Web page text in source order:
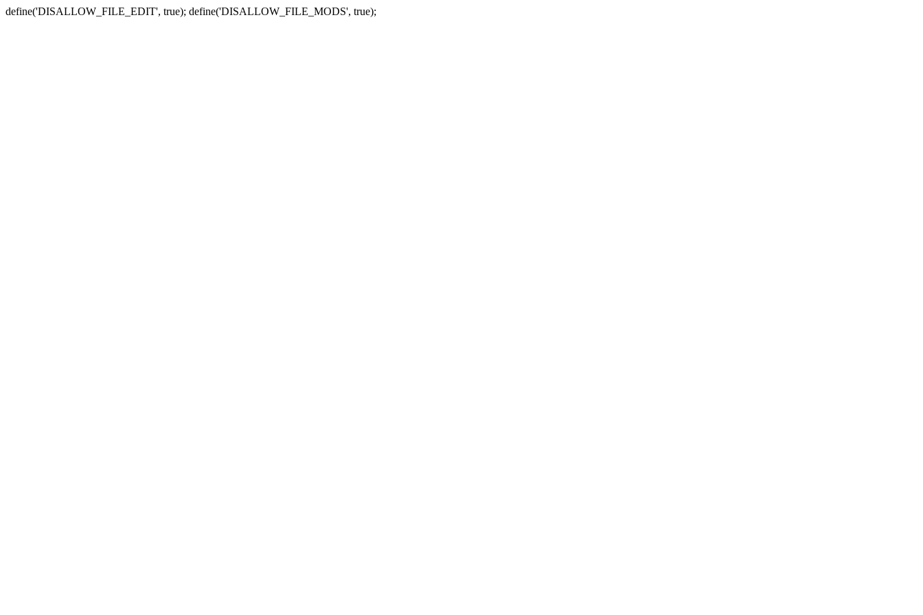
define('DISALLOW_FILE_EDIT', true); define('DISALLOW_FILE_MODS', true);